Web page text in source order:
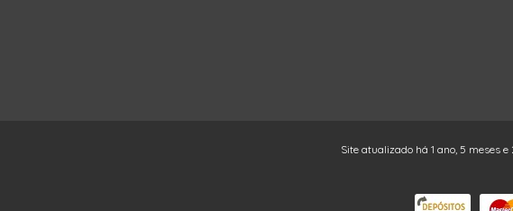
Site atualizado há 1 ano, 5 meses